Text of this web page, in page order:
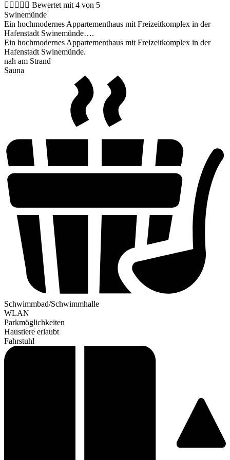
     Bewertet mit 4 von 5
Swinemünde
Ein hochmodernes Appartementhaus mit Freizeitkomplex in der
Hafenstadt Swinemünde….
Ein hochmodernes Appartementhaus mit Freizeitkomplex in der
Hafenstadt Swinemünde.
nah am Strand
Sauna
Schwimmbad/Schwimmhalle
WLAN
Parkmöglichkeiten
Haustiere erlaubt
Fahrstuhl